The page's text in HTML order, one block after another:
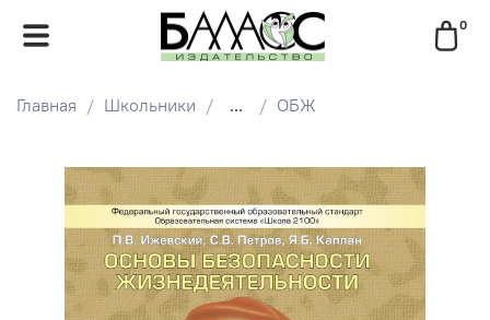
0
Главная Школьники ... ОБЖ